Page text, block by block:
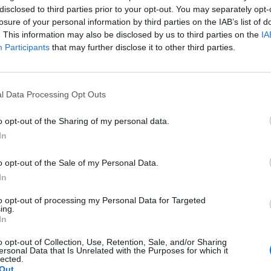
to third parties prior to your opt-out. You may separately
of your personal information by third parties on the IAB’s list of
This information may also be disclosed by us to third parties on the
Participants that may further disclose it to other third parties.
Data Processing Opt Outs
opt-out of the Sharing of my personal data.
opt-out of the Sale of my Personal Data.
opt-out of processing my Personal Data for Targeted
opt-out of Collection, Use, Retention, Sale, and/or Sharing
Data that Is Unrelated with the Purposes for which it
Η ΠΡΟΕΔΡΟΣ Δ.Σ.
ΜΟΣΧΟΠΟΥΛΟΥ ΟΛΓΑ
Επίσκεψη στελεχών του ΠΑΣΟΚ στην Ημαθία